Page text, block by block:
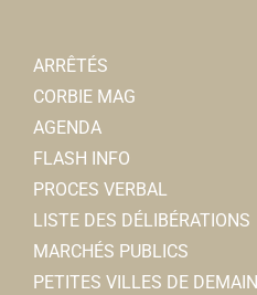
ARRÊTÉS
CORBIE MAG
AGENDA
FLASH INFO
PROCES VERBAL
LISTE DES DÉLIBÉRATIONS
MARCHÉS PUBLICS
PETITES VILLES DE DEMAIN